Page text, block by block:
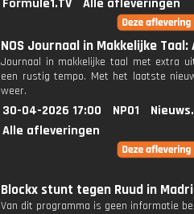
Formule1.TV
Alle afleveringen
NOS Journaal in Makkelijke
Journaal in makkelijke taal met extra
een rustig tempo. Met het laatste
weer.
30-04-2026 17:00 NPO1
Alle afleveringen
Blockx stunt tegen Ruud in
Van dit programma is geen informatie